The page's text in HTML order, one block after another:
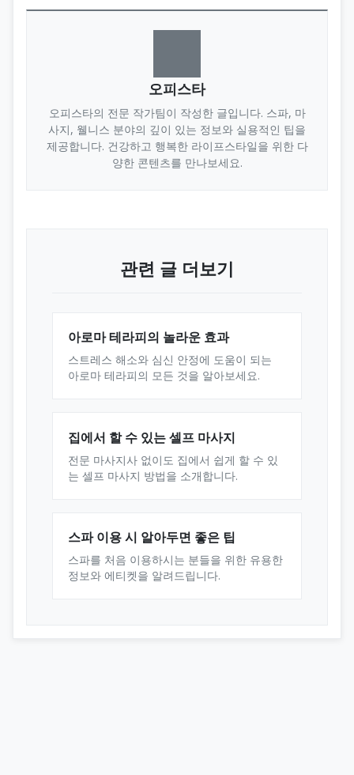
오피스타
오피스타의 전문 작가팀이 작성한 글입니다. 스파, 마
사지, 웰니스 분야의 깊이 있는 정보와 실용적인 팁을
제공합니다. 건강하고 행복한 라이프스타일을 위한 다
양한 콘텐츠를 만나보세요.
관련 글 더보기
아로마 테라피의 놀라운 효과
스트레스 해소와 심신 안정에 도움이 되는
아로마 테라피의 모든 것을 알아보세요.
집에서 할 수 있는 셀프 마사지
전문 마사지사 없이도 집에서 쉽게 할 수 있
는 셀프 마사지 방법을 소개합니다.
스파 이용 시 알아두면 좋은 팁
스파를 처음 이용하시는 분들을 위한 유용한
정보와 에티켓을 알려드립니다.